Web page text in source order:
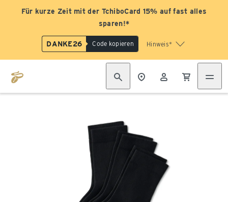
Für kurze Zeit mit der TchiboCard 15% auf fast alles
sparen!*
DANKE26 Code kopieren Hinweis*